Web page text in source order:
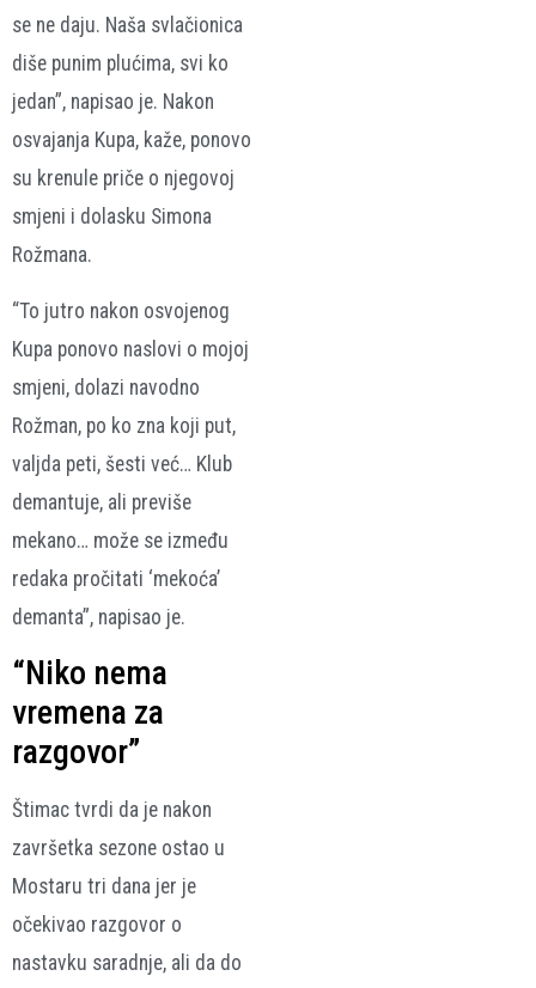
se ne daju. Naša svlačionica
diše punim plućima, svi ko
jedan”, napisao je. Nakon
osvajanja Kupa, kaže, ponovo
su krenule priče o njegovoj
smjeni i dolasku Simona
Rožmana.
“To jutro nakon osvojenog
Kupa ponovo naslovi o mojoj
smjeni, dolazi navodno
Rožman, po ko zna koji put,
valjda peti, šesti već… Klub
demantuje, ali previše
mekano… može se između
redaka pročitati ‘mekoća’
demanta”, napisao je.
“Niko nema
vremena za
razgovor”
Štimac tvrdi da je nakon
završetka sezone ostao u
Mostaru tri dana jer je
očekivao razgovor o
nastavku saradnje, ali da do